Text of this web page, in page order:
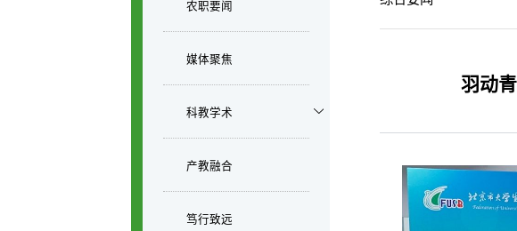
农职要闻
媒体聚焦
科教学术
产教融合
笃行致远
羽动